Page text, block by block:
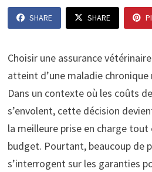
SHARE SHARE
Choisir une assurance
atteint d’une maladie chronique
Dans un contexte où les coûts
s’envolent, cette décision
la meilleure prise en charge
budget. Pourtant, beaucoup de
s’interrogent sur les garanties